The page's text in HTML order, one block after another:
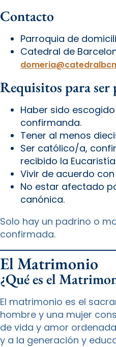
Contacto
Parroquia de
Catedral de
Requisitos para
Haber sido
confirmanda.
Tener al menos
Ser católico/a,
recibido la
Vivir de acuerdo
No estar afectado
canónica.
Solo hay un padrino o
confirmada.
El Matrimonio
¿Qué es el
El matrimonio es el
hombre y una mujer
de vida y amor
y a la generación y